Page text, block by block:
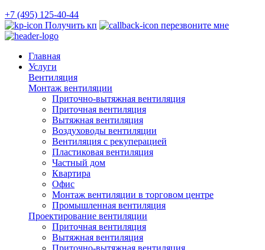
+7 (495) 125-40-44
Получить кп
перезвоните мне
Главная
Услуги
Вентиляция
Монтаж вентиляции
Приточно-вытяжная вентиляция
Приточная вентиляция
Вытяжная вентиляция
Воздуховоды вентиляции
Вентиляция с рекуперацией
Пластиковая вентиляция
Частный дом
Квартира
Офис
Монтаж вентиляции в торговом центре
Промышленная вентиляция
Проектирование вентиляции
Приточная вентиляция
Вытяжная вентиляция
Приточно-вытяжная вентиляция